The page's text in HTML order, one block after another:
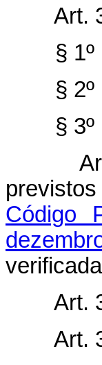
Art.
§ 1º
§ 2º
§ 3º
Código
Art.
Art.